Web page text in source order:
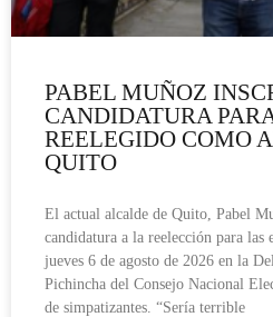
PABEL MUÑOZ
CANDIDATURA
REELEGIDO COMO
QUITO
El actual alcalde de Quito, Pabel
candidatura a la reelección para las
jueves 6 de agosto de 2026 en la
Pichincha del Consejo Nacional
de simpatizantes. “Sería terrible